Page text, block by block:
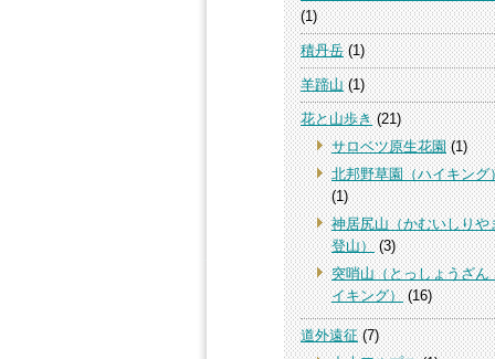
(1)
積丹岳(1)
羊蹄山(1)
花と山歩き(21)
サロベツ原生花園(1)
北邦野草園（ハイキング
(1)
神居尻山（かむいしりや
登山）(3)
突哨山（とっしょうざん
イキング）(16)
道外遠征(7)